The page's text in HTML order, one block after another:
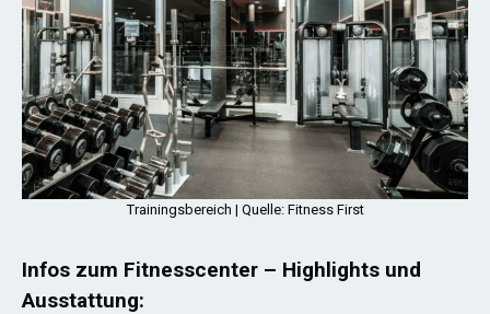
Trainingsbereich | Quelle: Fitness First
Infos zum Fitnesscenter – Highlights und
Ausstattung: